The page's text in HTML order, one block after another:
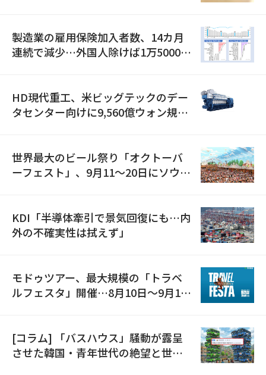
製造業の雇用保険加入者数、14カ月
連続で減少…外国人除けば1万5000人
HD現代重工、米ビッグテックのデー
タセンター向けに9,560億ウォン規模
世界最大のビール祭り「オクトーバ
ーフェスト」、9月11〜20日にソウル
KDI「半導体牽引で景気回復にも…内
外の不確実性は拭えず」
モドゥツアー、最大規模の「トラベ
ルフェスタ」開催…8月10日～9月11
[コラム] 「バスハウス」騒動が露呈
させた韓国・青年世代の絶望と世代